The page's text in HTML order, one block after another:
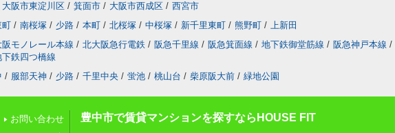
大阪市東淀川区 / 箕面市 / 大阪市西成区 / 西宮市
町 / 南桜塚 / 少路 / 本町 / 北桜塚 / 中桜塚 / 新千里東町 / 熊野町 / 上新田
阪モノレール本線 / 北大阪急行電鉄 / 阪急千里線 / 阪急箕面線 / 地下鉄御堂筋線 / 阪急神戸本線 /
下鉄四つ橋線
/ 服部天神 / 少路 / 千里中央 / 蛍池 / 桃山台 / 柴原阪大前 / 緑地公園
お問い合わせ
豊中市で賃貸マンションを探すならHOUSE FIT